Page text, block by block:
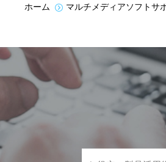
ホーム マルチメディアソフトサ